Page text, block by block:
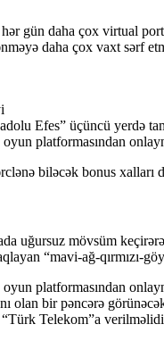
gün daha çox virtual
daha çox vaxt sərf
Efes” üçüncü yerdə
platformasından
biləcək bonus
uğursuz mövsüm
“mavi-ağ-
platformasından
olan bir pəncərə
Telekom”a